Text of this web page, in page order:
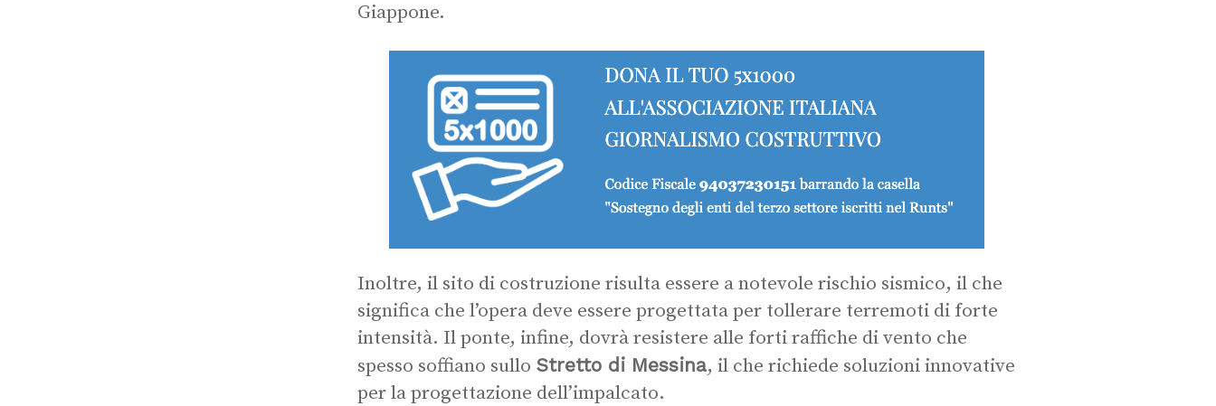
Giappone.
Inoltre, il sito di costruzione risulta essere a notevole rischio sismico, il che
significa che l’opera deve essere progettata per tollerare terremoti di forte
intensità. Il ponte, infine, dovrà resistere alle forti raffiche di vento che
spesso soffiano sullo Stretto di Messina, il che richiede soluzioni innovative
per la progettazione dell’impalcato.